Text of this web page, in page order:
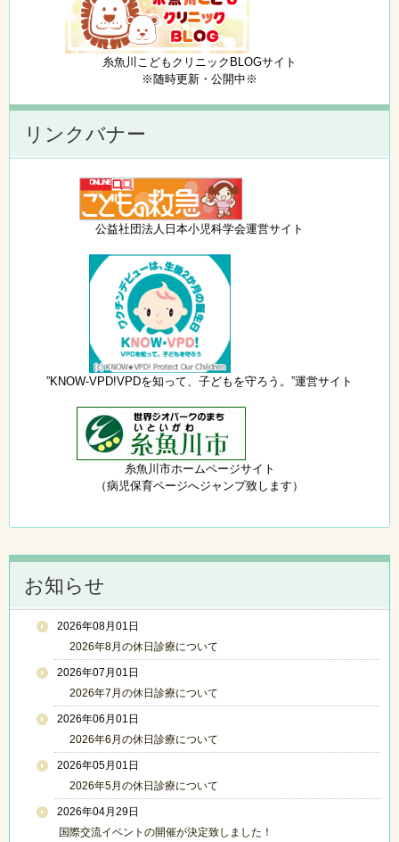
糸魚川こどもクリニックBLOGサイト
※随時更新・公開中※
リンクバナー
公益社団法人日本小児科学会運営サイト
”KNOW-VPD!VPDを知って、子どもを守ろう。”運営サイト
糸魚川市ホームページサイト
（病児保育ページへジャンプ致します）
お知らせ
2026年08月01日
2026年8月の休日診療について
2026年07月01日
2026年7月の休日診療について
2026年06月01日
2026年6月の休日診療について
2026年05月01日
2026年5月の休日診療について
2026年04月29日
国際交流イベントの開催が決定致しました！